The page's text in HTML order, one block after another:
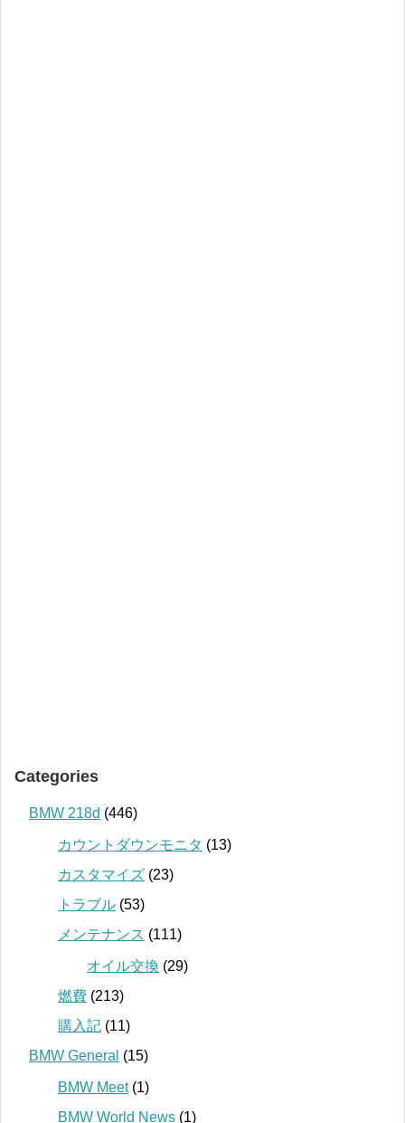
Categories
BMW 218d (446)
カウントダウンモニタ (13)
カスタマイズ (23)
トラブル (53)
メンテナンス (111)
オイル交換 (29)
燃費 (213)
購入記 (11)
BMW General (15)
BMW Meet(1)
BMW World News (1)